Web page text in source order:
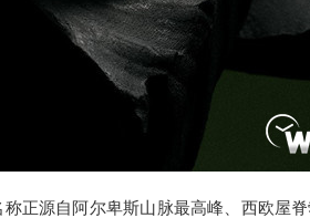
正源自阿尔卑斯山脉最高峰、西欧屋脊